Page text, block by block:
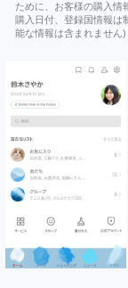
ために、お客様の購入情
購入日付、登録国情報は
能な情報は含まれません)